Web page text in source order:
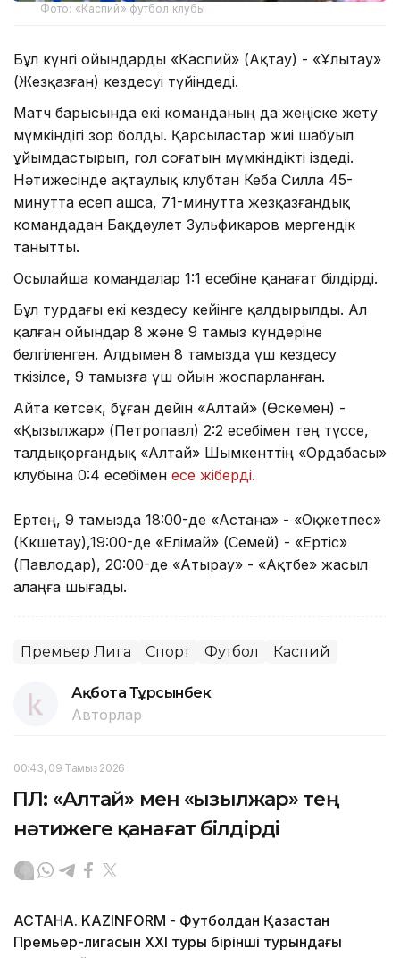
Фото: «Каспий» футбол клубы
Бұл күнгі ойындарды «Каспий» (Ақтау) - «Ұлытау»
(Жезқазған) кездесуі түйіндеді.
Матч барысында екі команданың да жеңіске жету
мүмкіндігі зор болды. Қарсыластар жиі шабуыл
ұйымдастырып, гол соғатын мүмкіндікті іздеді.
Нәтижесінде ақтаулық клубтан Кеба Силла 45-
минутта есеп ашса, 71-минутта жезқазғандық
командадан Бақдәулет Зульфикаров мергендік
танытты.
Осылайша командалар 1:1 есебіне қанағат білдірді.
Бұл турдағы екі кездесу кейінге қалдырылды. Ал
қалған ойындар 8 және 9 тамыз күндеріне
белгіленген. Алдымен 8 тамызда үш кездесу
өткізілсе, 9 тамызға үш ойын жоспарланған.
Айта кетсек, бұған дейін «Алтай» (Өскемен) -
«Қызылжар» (Петропавл) 2:2 есебімен тең түссе,
талдықорғандық «Алтай» Шымкенттің «Ордабасы»
клубына 0:4 есебімен есе жіберді.
Ертең, 9 тамызда 18:00-де «Астана» - «Оқжетпес»
(Көкшетау),19:00-де «Елімай» (Семей) - «Ертіс»
(Павлодар), 20:00-де «Атырау» - «Ақтөбе» жасыл
алаңға шығады.
Премьер Лига Спорт Футбол Каспий
Ақбота Тұрсынбек
Авторлар
00:43, 09 Тамыз 2026
ҚПЛ: «Алтай» мен «Қызылжар» тең
нәтижеге қанағат білдірді
АСТАНА. KAZINFORM - Футболдан Қазақстан
Премьер-лигасын ХХІ туры бірінші турындағы